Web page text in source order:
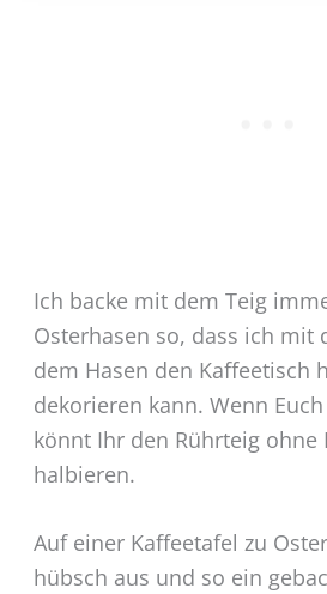
Ich backe mit dem Teig
Osterhasen so, dass ich mit
dem Hasen den Kaffeetisch
dekorieren kann. Wenn
könnt Ihr den Rührteig ohne
halbieren.
Auf einer Kaffeetafel zu
hübsch aus und so ein